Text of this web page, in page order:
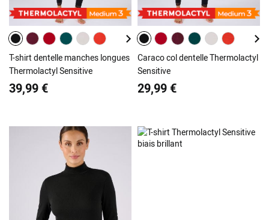
T-shirt dentelle manches longues
Thermolactyl Sensitive
39,99 €
Caraco col dentelle Thermolactyl
Sensitive
29,99 €